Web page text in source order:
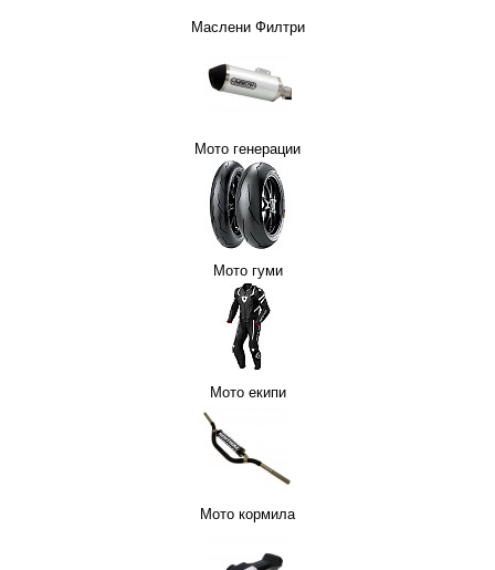
Маслени Филтри
Мото генерации
Мото гуми
Мото екипи
Мото кормила